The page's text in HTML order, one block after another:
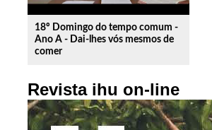
18º Domingo do tempo comum -
Ano A - Dai-lhes vós mesmos de
comer
Revista ihu on-line